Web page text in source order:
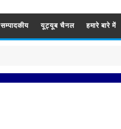
सम्पादकीय यूट्यूब चैनल हमारे बारे में